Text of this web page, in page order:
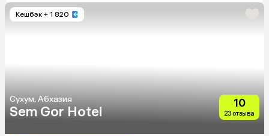
Кешбэк + 1 820
Сухум, Абхазия
Sem Gor Hotel
10
23 отзыва